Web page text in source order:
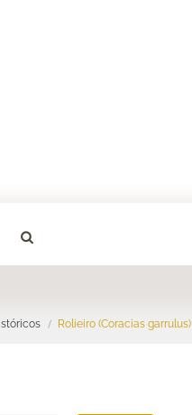
Rolieiro (Coracias garrulus)